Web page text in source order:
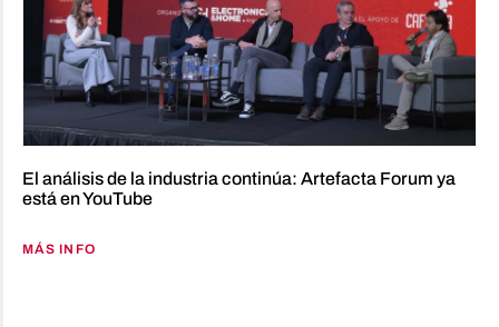
El análisis de la industria continúa: Artefacta Forum ya
está en YouTube
MÁS INFO